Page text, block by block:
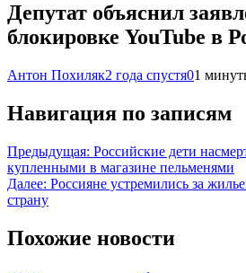
Депутат объяснил
блокировке YouTube в
Антон Похиляк2 года спустя01
Навигация по записям
Предыдущая: Российские дети
купленными в магазине пельменями
Далее: Россияне устремились за
страну
Похожие новости